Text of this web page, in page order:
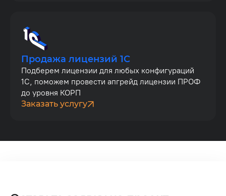
Продажа лицензий 1С
Подберем лицензии для любых конфигураций
1С, поможем провести апгрейд лицензии ПРОФ
до уровня КОРП
Заказать услугу